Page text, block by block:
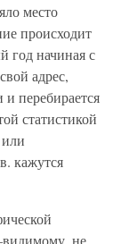
место
происходит
год начиная с
адрес,
перебирается
статистикой
кажутся
не